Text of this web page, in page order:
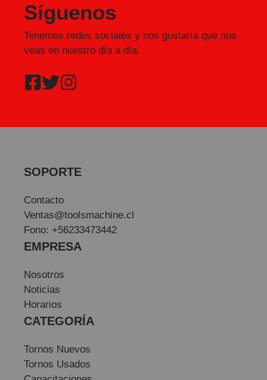
Síguenos
Tenemos redes sociales y nos gustaría que nos
veas en nuestro día a día.
SOPORTE
Contacto
Ventas@toolsmachine.cl
Fono: +56233473442
EMPRESA
Nosotros
Noticias
Horarios
CATEGORÍA
Tornos Nuevos
Tornos Usados